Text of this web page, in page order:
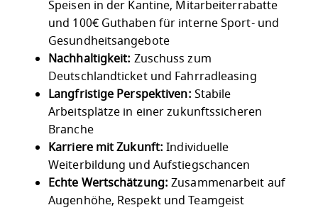
Speisen in der Kantine, Mitarbeiterrabatte
und 100€ Guthaben für interne Sport- und
Gesundheitsangebote
Nachhaltigkeit: Zuschuss zum
Deutschlandticket und Fahrradleasing
Langfristige Perspektiven: Stabile
Arbeitsplätze in einer zukunftssicheren
Branche
Karriere mit Zukunft: Individuelle
Weiterbildung und Aufstiegschancen
Echte Wertschätzung: Zusammenarbeit auf
Augenhöhe, Respekt und Teamgeist